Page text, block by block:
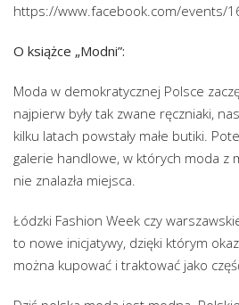
https://www.facebook.com/events/
O książce „Modni”:
Moda w demokratycznej Polsce
najpierw były tak zwane ręczniaki,
kilku latach powstały małe butiki.
galerie handlowe, w których moda z
nie znalazła miejsca.
Łódzki Fashion Week czy
to nowe inicjatywy, dzięki którym
można kupować i traktować jako